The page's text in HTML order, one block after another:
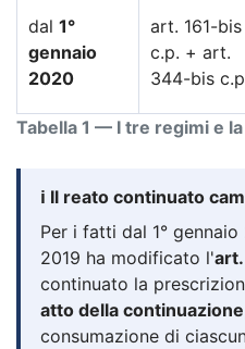
Tabella 1 — I tre regimi e
dal 1°
gennaio
2020
art. 161-bis
c.p. + art.
344-bis
ℹ️ Il reato continuato
Per i fatti dal 1°
2019 ha modificato l'
continuato la
atto della continuazione
consumazione di